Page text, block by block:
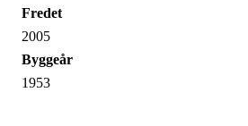
Fredet
2005
Byggeår
1953